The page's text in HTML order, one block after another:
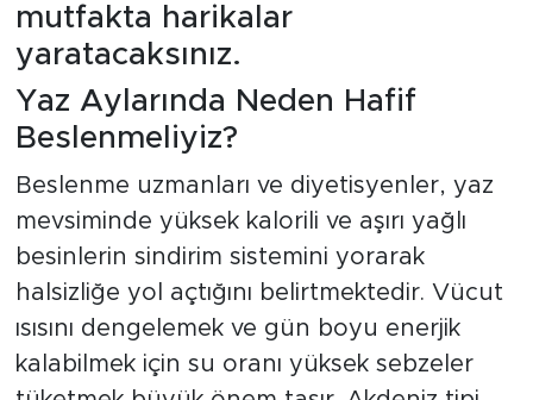
mutfakta harikalar
yaratacaksınız.
Yaz Aylarında Neden Hafif
Beslenmeliyiz?
Beslenme uzmanları ve diyetisyenler, yaz
mevsiminde yüksek kalorili ve aşırı yağlı
besinlerin sindirim sistemini yorarak
halsizliğe yol açtığını belirtmektedir. Vücut
ısısını dengelemek ve gün boyu enerjik
kalabilmek için su oranı yüksek sebzeler